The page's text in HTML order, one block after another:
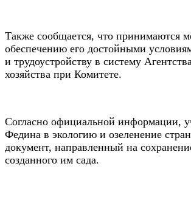
Также сообщается, что принимаются
обеспечению его достойными
и трудоустройству в систему
хозяйства при Комитете.
Согласно официальной информации,
Федина в экологию и озеленение
документ, направленный на
созданного им сада.